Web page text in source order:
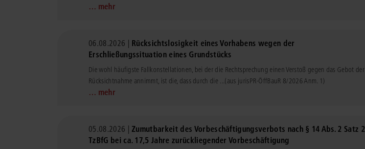
… mehr
06.08.2026 | Rücksichtslosigkeit eines Vorhabens wegen der
Erschließungssituation eines Grundstücks
Die wohl häufigste Fallkonstellationen, bei der die Rechtsprechung einen Verstoß gegen das Gebot der
Rücksichtnahme annimmt, ist die, dass durch die ...(aus jurisPR-ÖffBauR 8/2026 Anm. 1)
… mehr
05.08.2026 |Zumutbarkeit des Vorbeschäftigungsverbots nach § 14 Abs. 2 Satz 2
TzBfG bei ca. 17,5 Jahre zurückliegender Vorbeschäftigung